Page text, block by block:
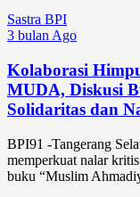
Sastra BPI
3 bulan Ago
Kolaborasi
MUDA, Diskusi
Solidaritas dan
BPI91 -Tangerang
memperkuat nalar
buku “Muslim